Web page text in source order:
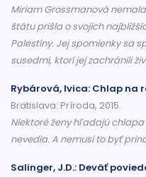
Miriam Grossmanová
štátu prišla o svojich
Palestíny. Jej spomienky sa
susedmi, ktorí jej zachránili
Rybárová, Ivica: Chlap na
Bratislava: Príroda, 2015.
Niektoré ženy hľadajú
nevedia. A nemusí to byť
Salinger, J.D.: Deväť